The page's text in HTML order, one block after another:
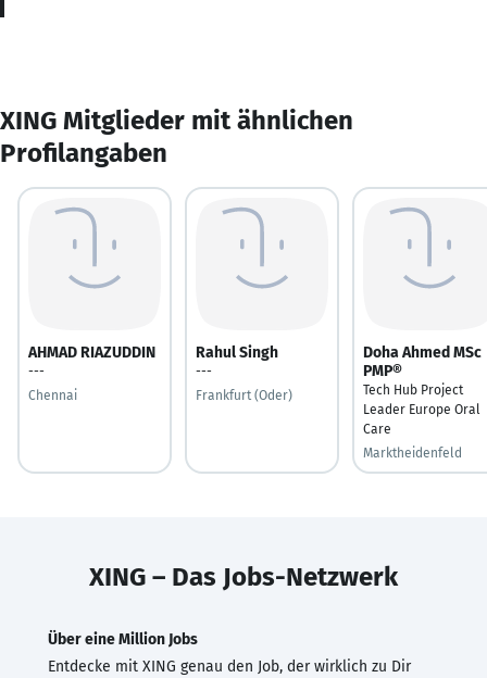
XING Mitglieder mit ähnlichen
Profilangaben
AHMAD RIAZUDDIN
---
Chennai
Rahul Singh
---
Frankfurt (Oder)
Doha Ahmed MSc
PMP®
Tech Hub Project
Leader Europe Oral
Care
Marktheidenfeld
XING – Das Jobs-Netzwerk
Über eine Million Jobs
Entdecke mit XING genau den Job, der wirklich zu Dir